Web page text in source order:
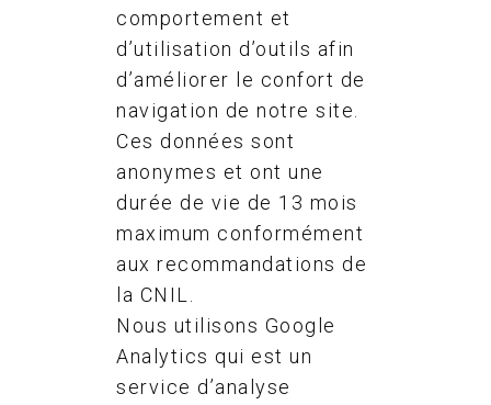
comportement et
d’utilisation d’outils afin
d’améliorer le confort de
navigation de notre site.
Ces données sont
anonymes et ont une
durée de vie de 13 mois
maximum conformément
aux recommandations de
la CNIL.
Nous utilisons Google
Analytics qui est un
service d’analyse